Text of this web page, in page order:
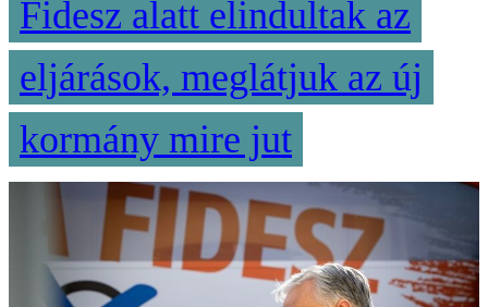
Fidesz alatt elindultak az
eljárások, meglátjuk az új
kormány mire jut